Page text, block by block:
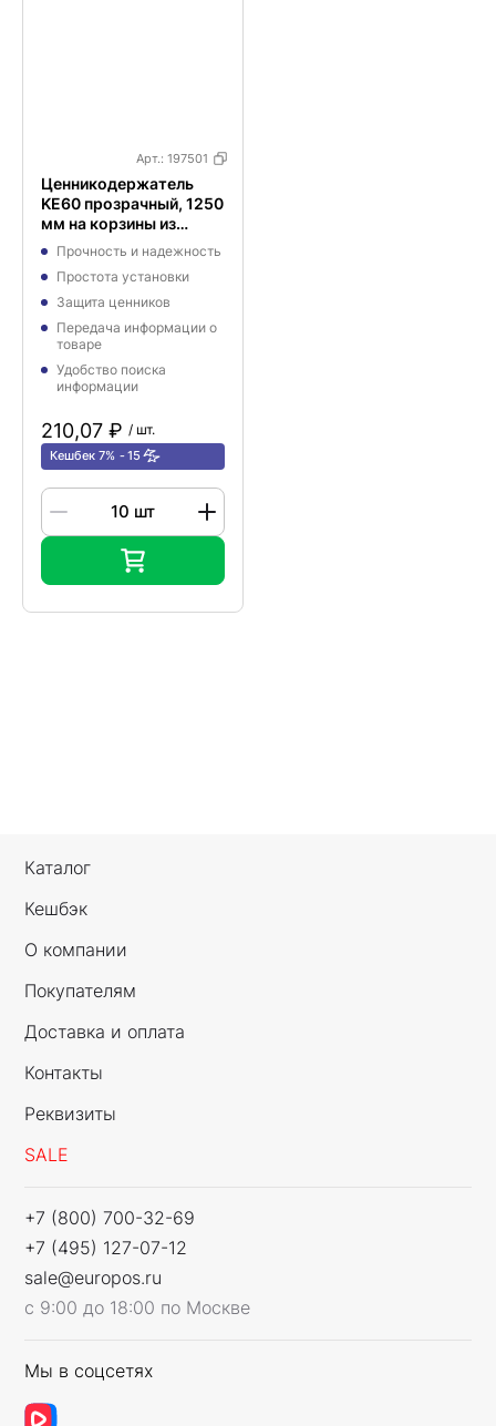
Арт.: 197501
Ценникодержатель
KE60 прозрачный, 1250
мм на корзины из
металлических
прутьев
Прочность и надежность
Простота установки
Защита ценников
Передача информации о
товаре
Удобство поиска
информации
210,07 ₽ / шт.
Кешбек 7% 15
Каталог
Кешбэк
О компании
Покупателям
Доставка и оплата
Контакты
Реквизиты
SALE
+7 (800) 700-32-69
+7 (495) 127-07-12
sale@europos.ru
с 9:00 до 18:00 по Москве
Мы в соцсетях